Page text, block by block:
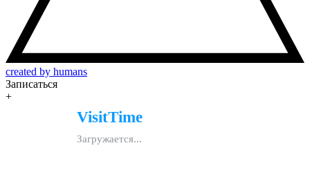
created by humans
Записаться
+